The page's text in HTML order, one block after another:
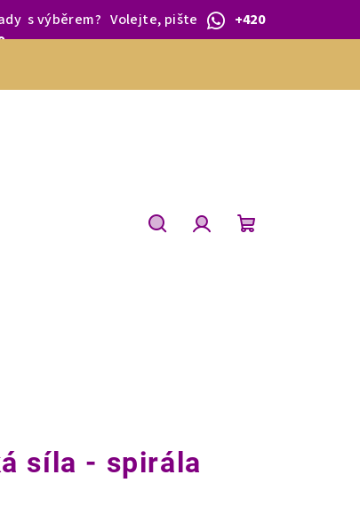
s výběrem?Volejte, pište
+420
síla - spirála